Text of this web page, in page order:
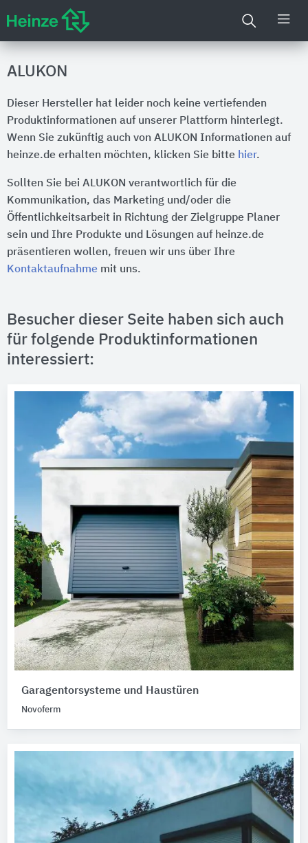
ALUKON
Dieser Hersteller hat leider noch keine vertiefenden
Produktinformationen auf unserer Plattform hinterlegt.
Wenn Sie zukünftig auch von ALUKON Informationen auf
heinze.de erhalten möchten, klicken Sie bitte hier.
Sollten Sie bei ALUKON verantwortlich für die
Kommunikation, das Marketing und/oder die
Öffentlichkeitsarbeit in Richtung der Zielgruppe Planer
sein und Ihre Produkte und Lösungen auf heinze.de
präsentieren wollen, freuen wir uns über Ihre
Kontaktaufnahme mit uns.
Besucher dieser Seite haben sich auch
für folgende Produktinformationen
interessiert:
Garagentorsysteme und Haustüren
Novoferm